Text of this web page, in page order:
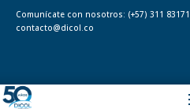
Comunícate con nosotros: (+57) 311
contacto@dicol.co